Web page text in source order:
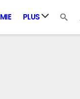
PLUS